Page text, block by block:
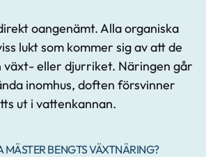
oangenämt. Alla organiska
lukt som kommer sig av att de
eller djurriket. Näringen går
inomhus, doften försvinner
ut i vattenkannan.
MÄSTER BENGTS VÄXTNÄRING?